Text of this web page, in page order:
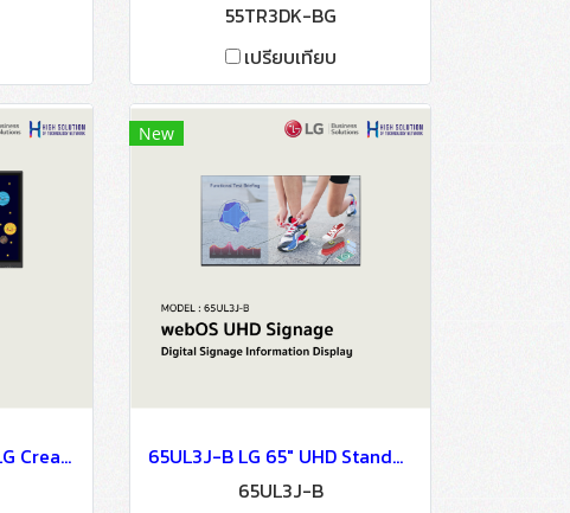
55TR3DK-BG
เปรียบเทียบ
86TR3DK-BX LG 86" LG CreateBoard Digital Signage Information Display
New
65UL3J-B LG 65" UHD Standard Signage Digital Signage Information Display
65UL3J-B